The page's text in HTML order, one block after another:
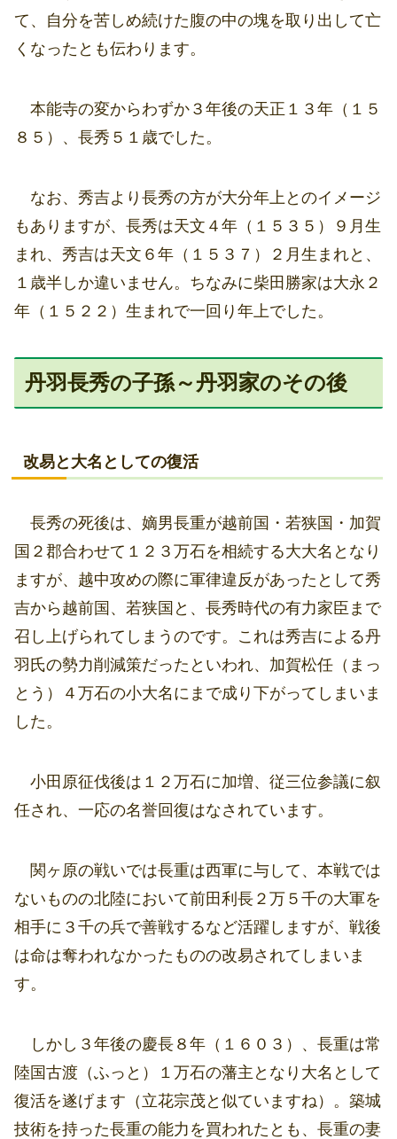
て、自分を苦しめ続けた腹の中の塊を取り出して亡
くなったとも伝わります。
本能寺の変からわずか３年後の天正１３年（１５
８５）、長秀５１歳でした。
なお、秀吉より長秀の方が大分年上とのイメージ
もありますが、長秀は天文４年（１５３５）９月生
まれ、秀吉は天文６年（１５３７）２月生まれと、
１歳半しか違いません。ちなみに柴田勝家は大永２
年（１５２２）生まれで一回り年上でした。
丹羽長秀の子孫～丹羽家のその後
改易と大名としての復活
長秀の死後は、嫡男長重が越前国・若狭国・加賀
国２郡合わせて１２３万石を相続する大大名となり
ますが、越中攻めの際に軍律違反があったとして秀
吉から越前国、若狭国と、長秀時代の有力家臣まで
召し上げられてしまうのです。これは秀吉による丹
羽氏の勢力削減策だったといわれ、加賀松任（まっ
とう）４万石の小大名にまで成り下がってしまいま
した。
小田原征伐後は１２万石に加増、従三位参議に叙
任され、一応の名誉回復はなされています。
関ヶ原の戦いでは長重は西軍に与して、本戦では
ないものの北陸において前田利長２万５千の大軍を
相手に３千の兵で善戦するなど活躍しますが、戦後
は命は奪われなかったものの改易されてしまいま
す。
しかし３年後の慶長８年（１６０３）、長重は常
陸国古渡（ふっと）１万石の藩主となり大名として
復活を遂げます（立花宗茂と似ていますね）。築城
技術を持った長重の能力を買われたとも、長重の妻